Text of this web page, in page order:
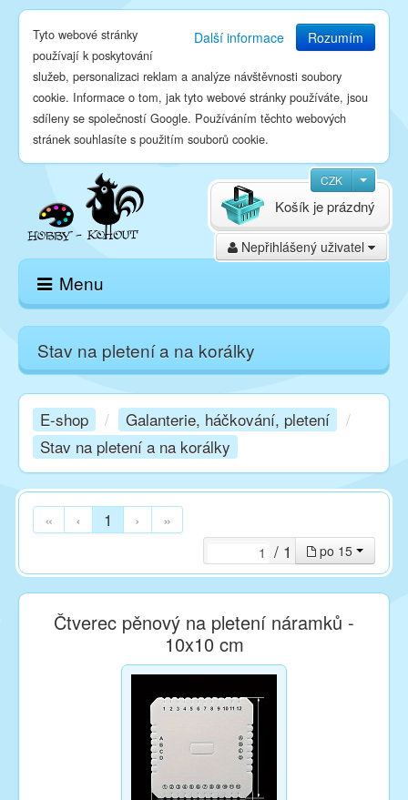
Další informace Rozumím
Tyto webové stránky
používají k poskytování
služeb, personalizaci reklam a analýze návštěvnosti soubory
cookie. Informace o tom, jak tyto webové stránky používáte, jsou
sdíleny se společností Google. Používáním těchto webových
stránek souhlasíte s použitím souborů cookie.
CZK
Nepřihlášený uživatel
Košík je prázdný
Menu
E-shop
Kurzy
Techniky
Inspirace
Stav na pletení a na korálky
E-shop / Galanterie, háčkování, pletení
/
Stav na pletení a na korálky
« ‹ 1 › »
po 15
/ 1
Čtverec pěnový na pletení náramků -
10x10 cm